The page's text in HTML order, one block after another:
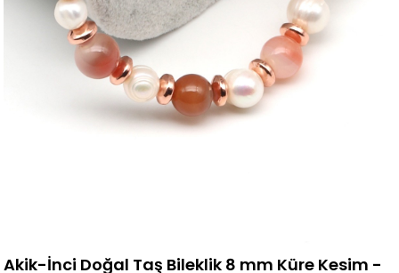
Akik-İnci Doğal Taş Bileklik 8 mm Küre Kesim -